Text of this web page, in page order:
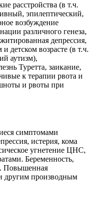
расстройства (в т.ч.
эпилептический,
возбуждение
различного генеза,
депрессия,
детском возрасте (в т.ч.
аутизм),
Туретта, заикание,
к терапии рвота и
и рвоты при
симптомами
истерия, кома
угнетение ЦНС,
Беременность,
Повышенная
другим производным